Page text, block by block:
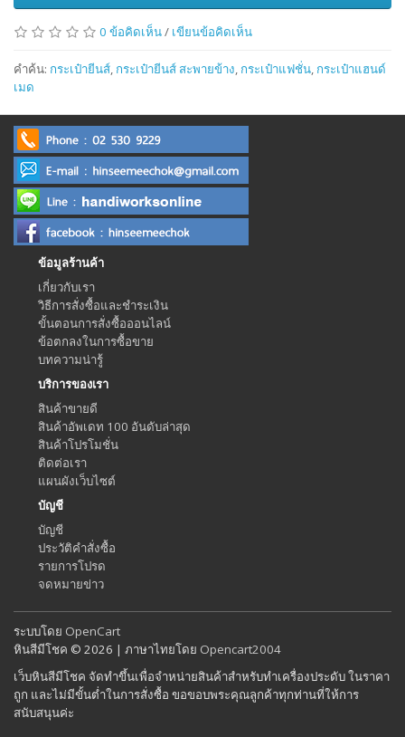
0 ข้อคิดเห็น/ เขียนข้อคิดเห็น
คำค้น: กระเป๋ายีนส์, กระเป๋ายีนส์ สะพายข้าง, กระเป๋าแฟชั่น, กระเป๋าแฮนด์
เมด
ข้อมูลร้านค้า
เกี่ยวกับเรา
วิธีการสั่งซื้อและชำระเงิน
ขั้นตอนการสั่งซื้อออนไลน์
ข้อตกลงในการซื้อขาย
บทความน่ารู้
บริการของเรา
สินค้าขายดี
สินค้าอัพเดท 100 อันดับล่าสุด
สินค้าโปรโมชั่น
ติดต่อเรา
แผนผังเว็บไซต์
บัญชี
บัญชี
ประวัติคำสั่งซื้อ
รายการโปรด
จดหมายข่าว
ระบบโดย OpenCart
หินสีมีโชค © 2026 | ภาษาไทยโดย Opencart2004
เว็บหินสีมีโชค จัดทำขึ้นเพื่อจำหน่ายสินค้าสำหรับทำเครื่องประดับ ในราคา
ถูก และไม่มีขั้นต่ำในการสั่งซื้อ ขอขอบพระคุณลูกค้าทุกท่านที่ให้การ
สนับสนุนค่ะ